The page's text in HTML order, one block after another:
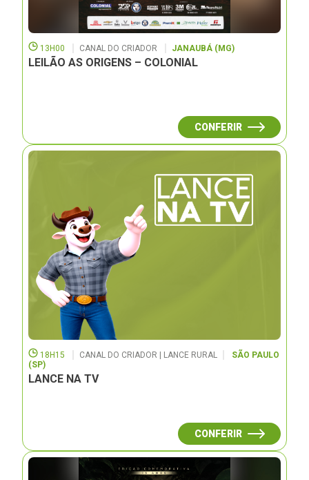
13H00 CANAL DO CRIADOR JANAUBÁ (MG)
LEILÃO AS ORIGENS – COLONIAL
CONFERIR
18H15 CANAL DO CRIADOR | LANCE RURAL
SÃO PAULO
(SP)
LANCE NA TV
CONFERIR